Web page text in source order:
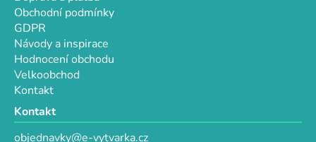
Obchodní podmínky
GDPR
Návody a inspirace
Hodnocení obchodu
Velkoobchod
Kontakt
Kontakt
objednavky@e-vytvarka.cz